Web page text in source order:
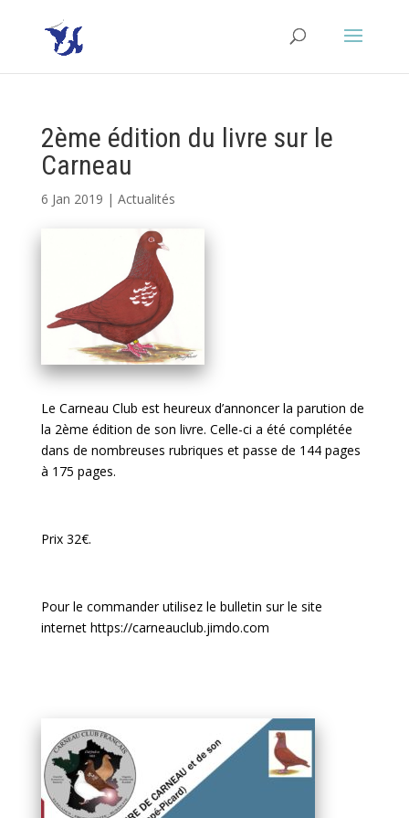
2ème édition du livre sur le
Carneau
6 Jan 2019 | Actualités
Le Carneau Club est heureux d’annoncer la parution de
la 2ème édition de son livre. Celle-ci a été complétée
dans de nombreuses rubriques et passe de 144 pages
à 175 pages.
Prix 32€.
Pour le commander utilisez le bulletin sur le site
internet https://carneauclub.jimdo.com